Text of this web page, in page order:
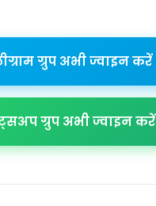
ग्रुप अभी ज्वाइन करें
ग्रुप अभी ज्वाइन करें